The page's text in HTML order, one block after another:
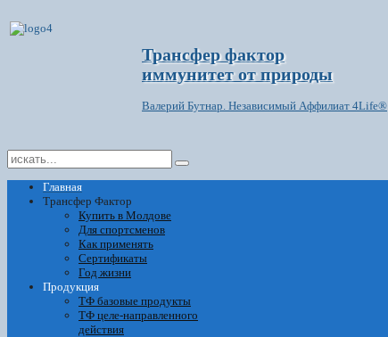
Трансфер фактор
иммунитет от природы
Валерий Бутнар. Независимый Аффилиат 4Life®
Главная
Трансфер Фактор
Купить в Молдове
Для спортсменов
Как применять
Сертификаты
Год жизни
Продукция
ТФ базовые продукты
ТФ целе-направленного
действия